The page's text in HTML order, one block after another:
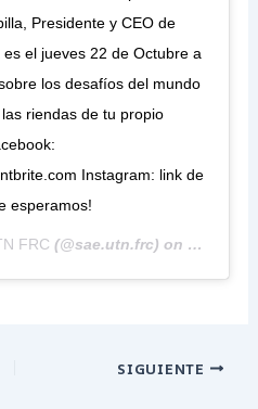
Presidente y CEO de
el jueves 22 de Octubre a
los desafíos del mundo
riendas de tu propio
Instagram: link de
esperamos!
FRC (@sae.utn.frc) on Oct 15,
SIGUIENTE